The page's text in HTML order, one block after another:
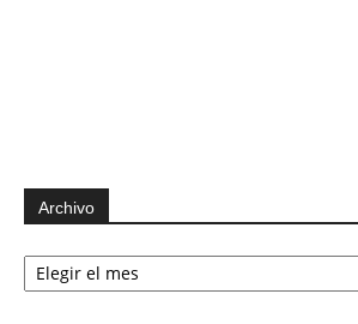
Archivo
Archivo